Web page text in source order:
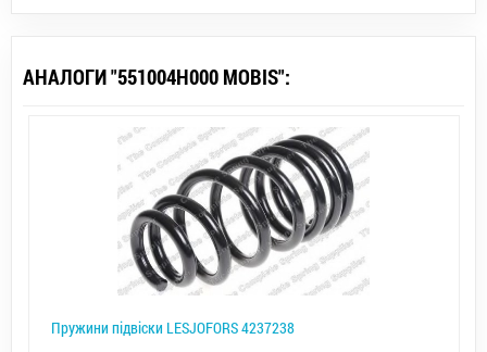
АНАЛОГИ "551004H000 MOBIS":
Пружини підвіски LESJOFORS 4237238